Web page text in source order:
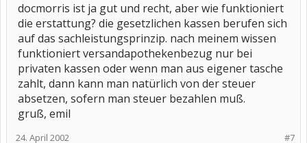
docmorris ist ja gut und recht, aber wie funktioniert
die erstattung? die gesetzlichen kassen berufen sich
auf das sachleistungsprinzip. nach meinem wissen
funktioniert versandapothekenbezug nur bei
privaten kassen oder wenn man aus eigener tasche
zahlt, dann kann man natürlich von der steuer
absetzen, sofern man steuer bezahlen muß.
gruß, emil
#7
24. April 2002